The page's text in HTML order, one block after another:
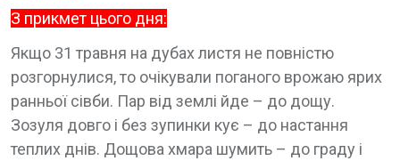
З прикмет цього дня:
Якщо 31 травня на дубах листя не повністю
розгорнулися, то очікували поганого врожаю ярих
ранньої сівби. Пар від землі йде – до дощу.
Зозуля довго і без зупинки кує – до настання
теплих днів. Дощова хмара шумить – до граду і